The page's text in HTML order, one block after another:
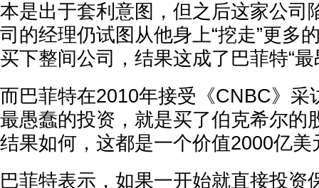
本是出于套利意图，但之后这家公司
司的经理仍试图从他身上“挖走”更多
买下整间公司，结果这成了巴菲特“
而巴菲特在2010年接受《CNBC》采
最愚蠢的投资，就是买了伯克希尔的
结果如何，这都是一个价值2000亿美
巴菲特表示，如果一开始就直接投资